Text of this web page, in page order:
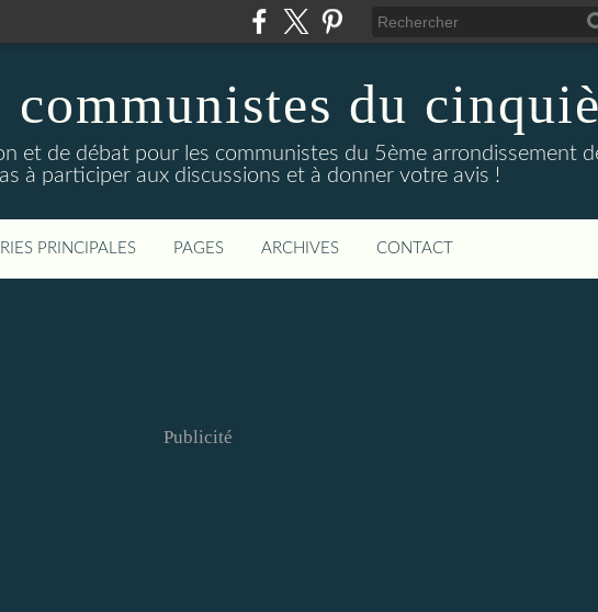
du
et de débat pour les communistes du 5ème arrondissement
à participer aux discussions et à donner votre avis !
PRINCIPALES PAGES ARCHIVES CONTACT
Publicité